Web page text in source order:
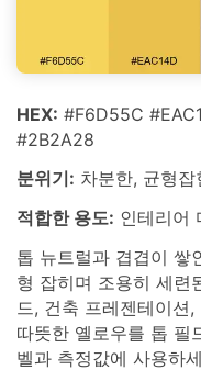
HEX: #F6D55C
#2B2A28
분위기: 차분한, 균형잡
적합한 용도: 인테리어
톱 뉴트럴과 겹겹이 쌓
형 잡히며 조용히 세련
드, 건축 프레젠테이션
따뜻한 옐로우를 톱 필
벨과 측정값에 사용하